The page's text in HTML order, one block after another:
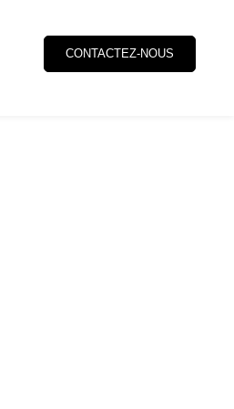
CONTACTEZ-NOUS